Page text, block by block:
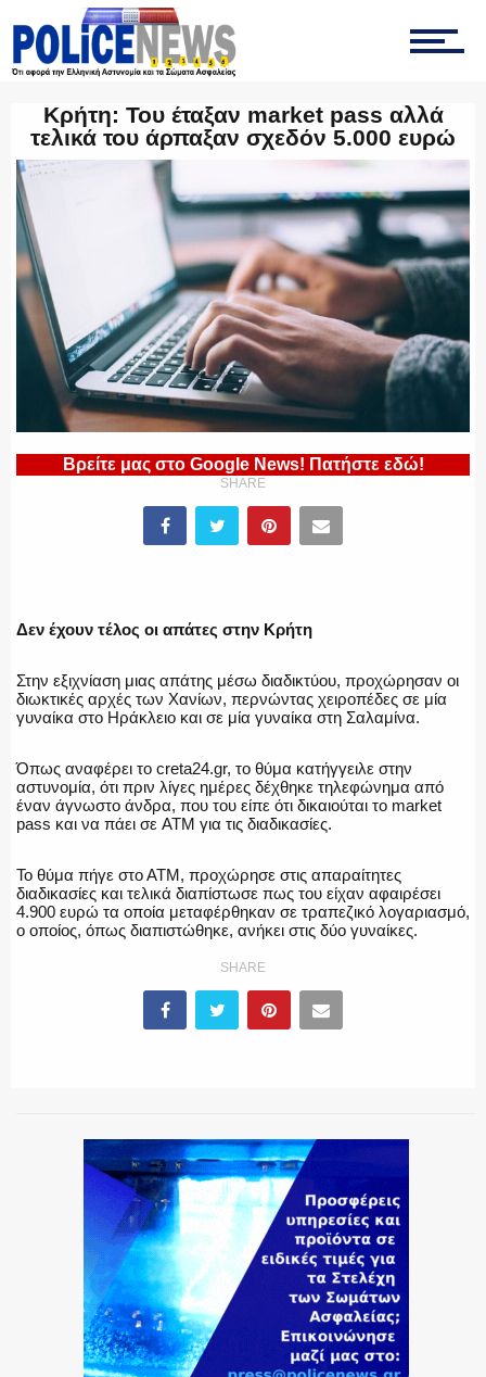
ΤΡΟΧΑΙΑ
ΟΠΚΕ
ΟΜΑΔΑ “Ζ”
ΕΚΑΜ
ΠΥΡΟΣΒΕΣΤΙΚΗ
ΛΙΜΕΝΙΚΟ
ΕΝΟΠΛΕΣ ΔΥΝΑΜΕΙΣ
ΑΣΤΥΝΟΜΙΚΟ ΡΕΠΟΡΤΑΖ
ΟΠΛΑ/ΕΞΟΠΛΙΣΜΟΣ
Κρήτη: Του έταξαν market pass αλλά
τελικά του άρπαξαν σχεδόν 5.000 ευρώ
Βρείτε μας στο Google News! Πατήστε εδώ!
SHARE
Δεν έχουν τέλος οι απάτες στην Κρήτη
Στην εξιχνίαση μιας απάτης μέσω διαδικτύου, προχώρησαν οι
διωκτικές αρχές των Χανίων, περνώντας χειροπέδες σε μία
γυναίκα στο Ηράκλειο και σε μία γυναίκα στη Σαλαμίνα.
Όπως αναφέρει το creta24.gr, το θύμα κατήγγειλε στην
αστυνομία, ότι πριν λίγες ημέρες δέχθηκε τηλεφώνημα από
έναν άγνωστο άνδρα, που του είπε ότι δικαιούται το market
pass και να πάει σε ATM για τις διαδικασίες.
Το θύμα πήγε στο ΑΤΜ, προχώρησε στις απαραίτητες
διαδικασίες και τελικά διαπίστωσε πως του είχαν αφαιρέσει
4.900 ευρώ τα οποία μεταφέρθηκαν σε τραπεζικό λογαριασμό,
ο οποίος, όπως διαπιστώθηκε, ανήκει στις δύο γυναίκες.
SHARE